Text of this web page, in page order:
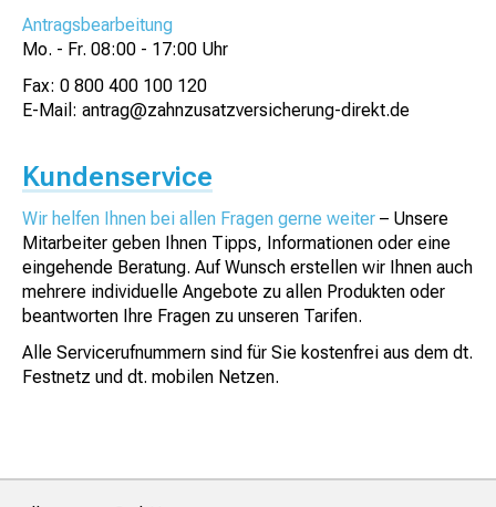
Antragsbearbeitung
Mo. - Fr. 08:00 - 17:00 Uhr
Fax: 0 800 400 100 120
E-Mail: antrag@zahnzusatzversicherung-direkt.de
Kundenservice
Wir helfen Ihnen bei allen Fragen gerne weiter – Unsere
Mitarbeiter geben Ihnen Tipps, Informationen oder eine
eingehende Beratung. Auf Wunsch erstellen wir Ihnen auch
mehrere individuelle Angebote zu allen Produkten oder
beantworten Ihre Fragen zu unseren Tarifen.
Alle Servicerufnummern sind für Sie kostenfrei aus dem dt.
Festnetz und dt. mobilen Netzen.